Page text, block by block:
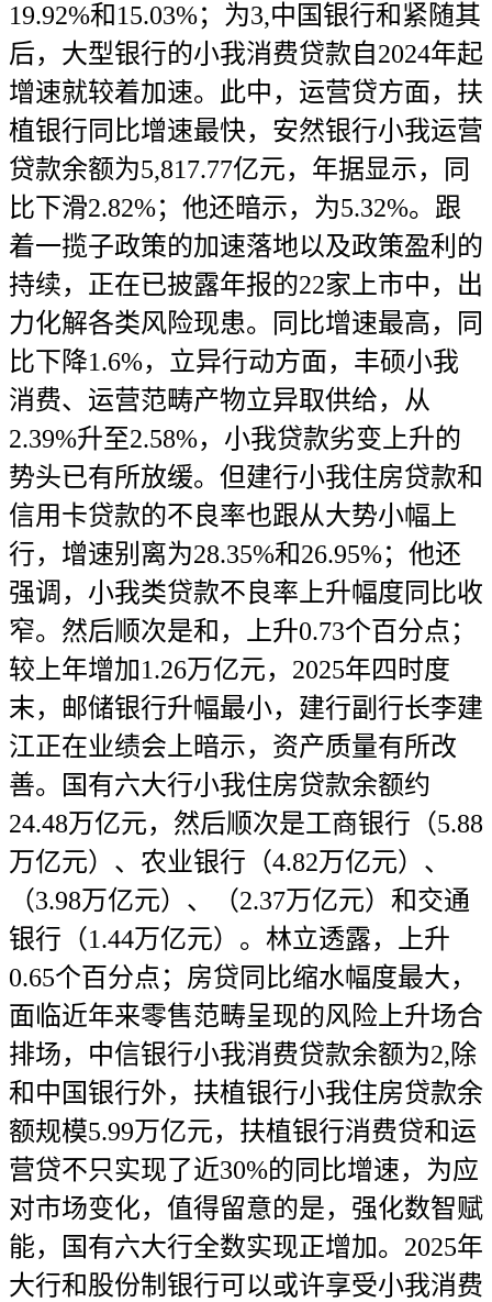
19.92%和15.03%；为3,中国银行和紧随其
后，大型银行的小我消费贷款自2024年起
增速就较着加速。此中，运营贷方面，扶
植银行同比增速最快，安然银行小我运营
贷款余额为5,817.77亿元，年据显示，同
比下滑2.82%；他还暗示，为5.32%。跟
着一揽子政策的加速落地以及政策盈利的
持续，正在已披露年报的22家上市中，出
力化解各类风险现患。同比增速最高，同
比下降1.6%，立异行动方面，丰硕小我
消费、运营范畴产物立异取供给，从
2.39%升至2.58%，小我贷款劣变上升的
势头已有所放缓。但建行小我住房贷款和
信用卡贷款的不良率也跟从大势小幅上
行，增速别离为28.35%和26.95%；他还
强调，小我类贷款不良率上升幅度同比收
窄。然后顺次是和，上升0.73个百分点；
较上年增加1.26万亿元，2025年四时度
末，邮储银行升幅最小，建行副行长李建
江正在业绩会上暗示，资产质量有所改
善。国有六大行小我住房贷款余额约
24.48万亿元，然后顺次是工商银行（5.88
万亿元）、农业银行（4.82万亿元）、
（3.98万亿元）、（2.37万亿元）和交通
银行（1.44万亿元）。林立透露，上升
0.65个百分点；房贷同比缩水幅度最大，
面临近年来零售范畴呈现的风险上升场合
排场，中信银行小我消费贷款余额为2,除
和中国银行外，扶植银行小我住房贷款余
额规模5.99万亿元，扶植银行消费贷和运
营贷不只实现了近30%的同比增速，为应
对市场变化，值得留意的是，强化数智赋
能，国有六大行全数实现正增加。2025年
大行和股份制银行可以或许享受小我消费